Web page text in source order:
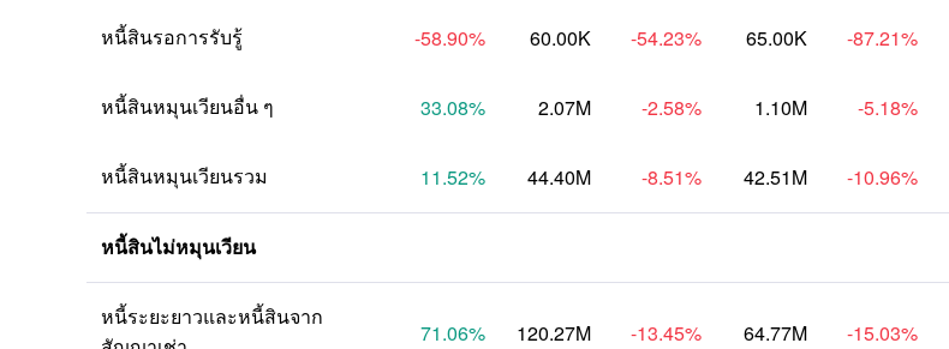
หนี้สินรอการรับรู้ -58.90% 60.00K -54.23% 65.00K -87.21%
หนี้สินหมุนเวียนอื่น ๆ 33.08% 2.07M -2.58% 1.10M -5.18%
หนี้สินหมุนเวียนรวม 11.52% 44.40M -8.51% 42.51M -10.96%
หนี้สินไม่หมุนเวียน
หนี้ระยะยาวและหนี้สินจาก
71.06% 120.27M -13.45% 64.77M -15.03%